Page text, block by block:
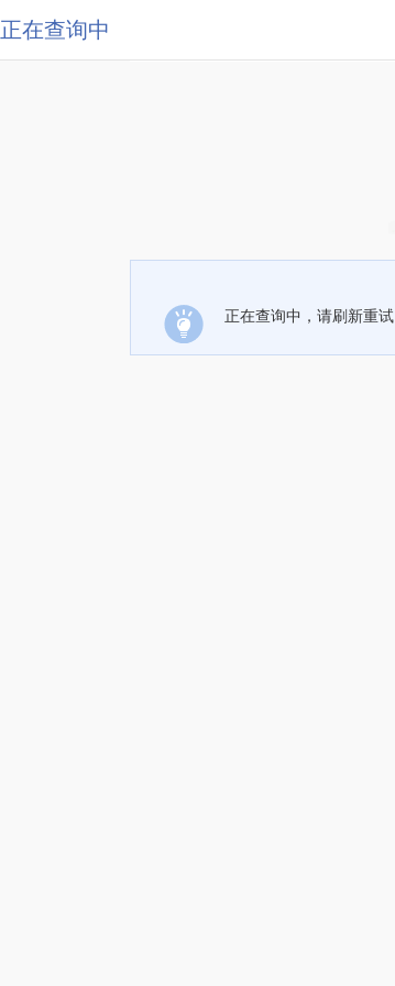
正在查询中
正在查询中，请刷新重试